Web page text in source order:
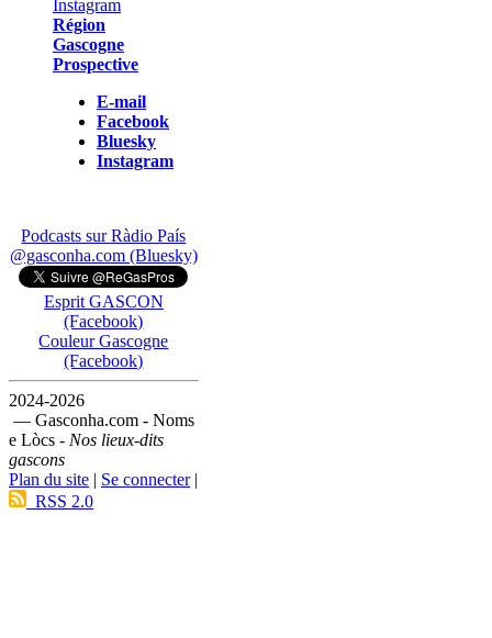
Région
Gascogne
Prospective
E-mail
Facebook
Bluesky
Instagram
Podcasts sur Ràdio País
@gasconha.com (Bluesky)
Esprit GASCON
(Facebook)
Couleur Gascogne
(Facebook)
2024-2026
— Gasconha.com - Noms
e Lòcs - Nos lieux-dits
gascons
Plan du site | Se connecter|
RSS 2.0